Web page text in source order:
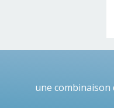
une combinaison